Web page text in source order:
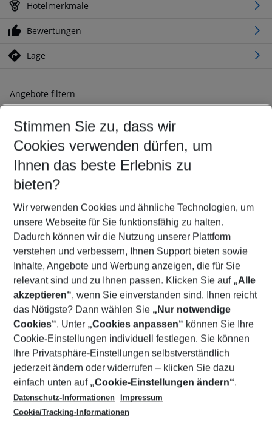
Hotelmerkmale
Bewertungen
Lage
Angebote filtern
Ändern Sie Ihre Kriterien nach Ihren Wünschen
Abflughafen wählen
Beliebiger Abflughafen
Reisezeitraum wählen
09.08.26– 07.08.27 5-8 Nächte
2 Erwachsene Keine Kinder
Mehr Filter anzeigen
Footer
Footer navigation
Über uns
AGB
Cookie-Einstellungen ändern
Cookie-Richtlinie
Datenschutz
Service & Hilfe
Barrierefreies Reisen
Check-in
Folgen Sie uns
Stimmen Sie zu, dass wir
Cookies verwenden dürfen, um
Ihnen das beste Erlebnis zu
bieten?
Wir verwenden Cookies und ähnliche Technologien, um
unsere Webseite für Sie funktionsfähig zu halten.
Dadurch können wir die Nutzung unserer Plattform
verstehen und verbessern, Ihnen Support bieten sowie
Inhalte, Angebote und Werbung anzeigen, die für Sie
relevant sind und zu Ihnen passen. Klicken Sie auf „Alle
akzeptieren“, wenn Sie einverstanden sind. Ihnen reicht
das Nötigste? Dann wählen Sie „Nur notwendige
Cookies“. Unter „Cookies anpassen“ können Sie Ihre
Cookie-Einstellungen individuell festlegen. Sie können
Ihre Privatsphäre-Einstellungen selbstverständlich
jederzeit ändern oder widerrufen – klicken Sie dazu
einfach unten auf „Cookie-Einstellungen ändern“.
Datenschutz-Informationen
Impressum
Cookie/Tracking-Informationen